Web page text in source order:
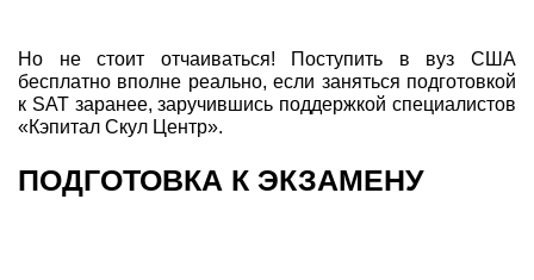
Но не стоит отчаиваться! Поступить в вуз США
бесплатно вполне реально, если заняться подготовкой
к SAT заранее, заручившись поддержкой специалистов
«Кэпитал Скул Центр».
ПОДГОТОВКА К ЭКЗАМЕНУ